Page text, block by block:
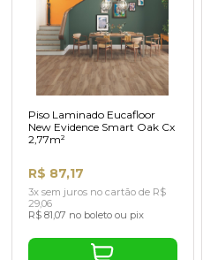
Piso Laminado Eucafloor
New Evidence Smart Oak Cx
2,77m²
3x sem juros no cartão de R$
29,06
R$ 81,07 no boleto ou pix